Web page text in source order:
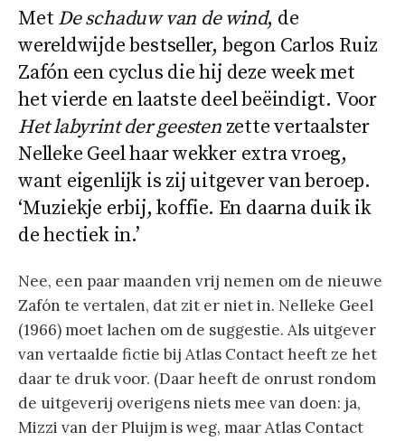
Met De schaduw van de wind, de
wereldwijde bestseller, begon Carlos Ruiz
Zafón een cyclus die hij deze week met
het vierde en laatste deel beëindigt. Voor
Het labyrint der geestenzette vertaalster
Nelleke Geel haar wekker extra vroeg,
want eigenlijk is zij uitgever van beroep.
‘Muziekje erbij, koffie. En daarna duik ik
de hectiek in.’
Nee, een paar maanden vrij nemen om de nieuwe
Zafón te vertalen, dat zit er niet in. Nelleke Geel
(1966) moet lachen om de suggestie. Als uitgever
van vertaalde fictie bij Atlas Contact heeft ze het
daar te druk voor. (Daar heeft de onrust rondom
de uitgeverij overigens niets mee van doen: ja,
Mizzi van der Pluijm is weg, maar Atlas Contact